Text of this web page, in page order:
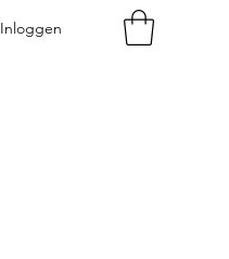
Inloggen